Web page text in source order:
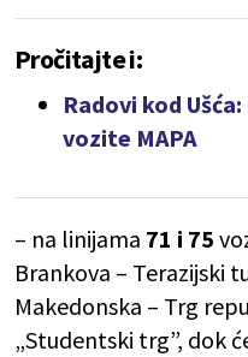
Pročitajte i:
Radovi kod
vozite MAPA
– na linijama 71 i 75
Brankova – Terazijski
Makedonska – Trg
„Studentski trg”, dok